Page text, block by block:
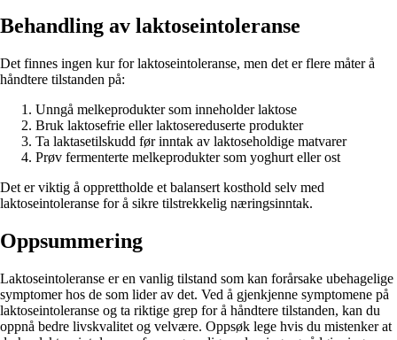
Behandling av laktoseintoleranse
Det finnes ingen kur for laktoseintoleranse, men det er flere måter å
håndtere tilstanden på:
Unngå melkeprodukter som inneholder laktose
Bruk laktosefrie eller laktosereduserte produkter
Ta laktasetilskudd før inntak av laktoseholdige matvarer
Prøv fermenterte melkeprodukter som yoghurt eller ost
Det er viktig å opprettholde et balansert kosthold selv med
laktoseintoleranse for å sikre tilstrekkelig næringsinntak.
Oppsummering
Laktoseintoleranse er en vanlig tilstand som kan forårsake ubehagelige
symptomer hos de som lider av det. Ved å gjenkjenne symptomene på
laktoseintoleranse og ta riktige grep for å håndtere tilstanden, kan du
oppnå bedre livskvalitet og velvære. Oppsøk lege hvis du mistenker at